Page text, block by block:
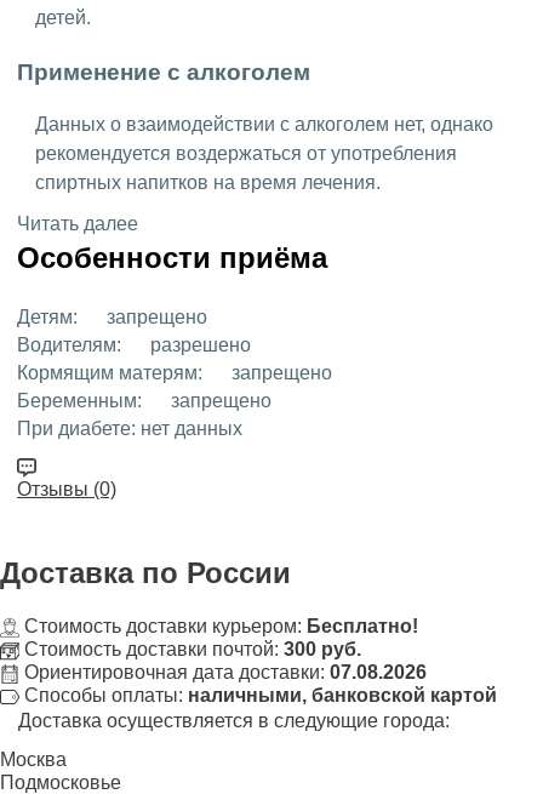
детей.
Применение с алкоголем
Данных о взаимодействии с алкоголем нет, однако
рекомендуется воздержаться от употребления
спиртных напитков на время лечения.
Читать далее
Особенности приёма
Детям:
запрещено
Водителям:
разрешено
Кормящим матерям:
запрещено
Беременным:
запрещено
При диабете: нет данных
Отзывы (0)
Доставка по России
Стоимость доставки курьером: Бесплатно!
Стоимость доставки почтой: 300 руб.
Ориентировочная дата доставки: 07.08.2026
Способы оплаты: наличными, банковской картой
Доставка осуществляется в следующие города:
Москва
Подмосковье